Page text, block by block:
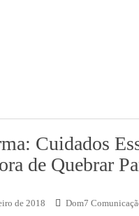
Cuidados
de Quebrar
de 2018 Dom7